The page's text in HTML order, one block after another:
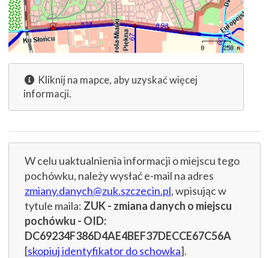
Kliknij na mapce, aby uzyskać więcej
informacji.
W celu uaktualnienia informacji o miejscu tego
pochówku, należy wysłać e-mail na adres
zmiany.danych@zuk.szczecin.pl, wpisując w
tytule maila: ZUK - zmiana danych o miejscu
pochówku - OID:
DC69234F386D4AE4BEF37DECCE67C56A
[skopiuj identyfikator do schowka].